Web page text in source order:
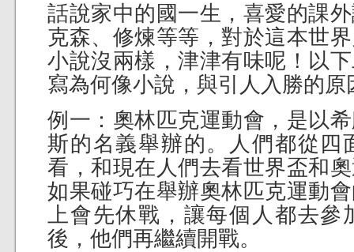
話說家中的國一生，喜愛的課
克森、修煉等等，對於這本世
小說沒兩樣，津津有味呢！以
寫為何像小說，與引人入勝的原
例一：奧林匹克運動會，是以
斯的名義舉辦的。人們都從四
看，和現在人們去看世界盃和
如果碰巧在舉辦奧林匹克運動
上會先休戰，讓每個人都去參
後，他們再繼續開戰。